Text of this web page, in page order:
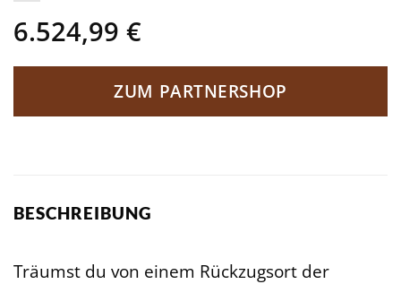
6.524,99 €
ZUM PARTNERSHOP
BESCHREIBUNG
Träumst du von einem Rückzugsort der